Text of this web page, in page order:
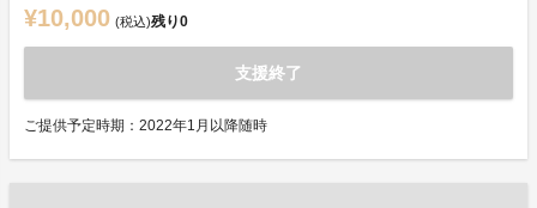
¥10,000 (税込)残り0
支援終了
ご提供予定時期：2022年1月以降随時